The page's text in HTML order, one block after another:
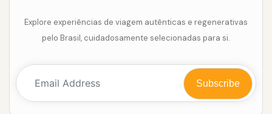
Explore experiências de viagem autênticas e regenerativas
pelo Brasil, cuidadosamente selecionadas para si.